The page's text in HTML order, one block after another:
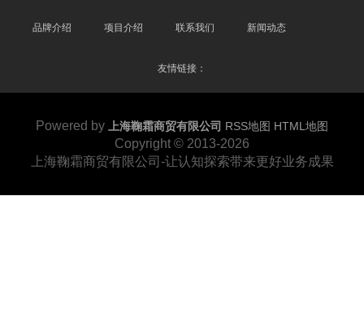
品牌介绍 项目介绍 联系我们 新闻动态
友情链接：
Powered by 上海鞠霜商贸有限公司 RSS地图 HTML地图
Copyright © 2013-2026
上海鞠霜商贸有限公司-让认知探索带来更好业务成果